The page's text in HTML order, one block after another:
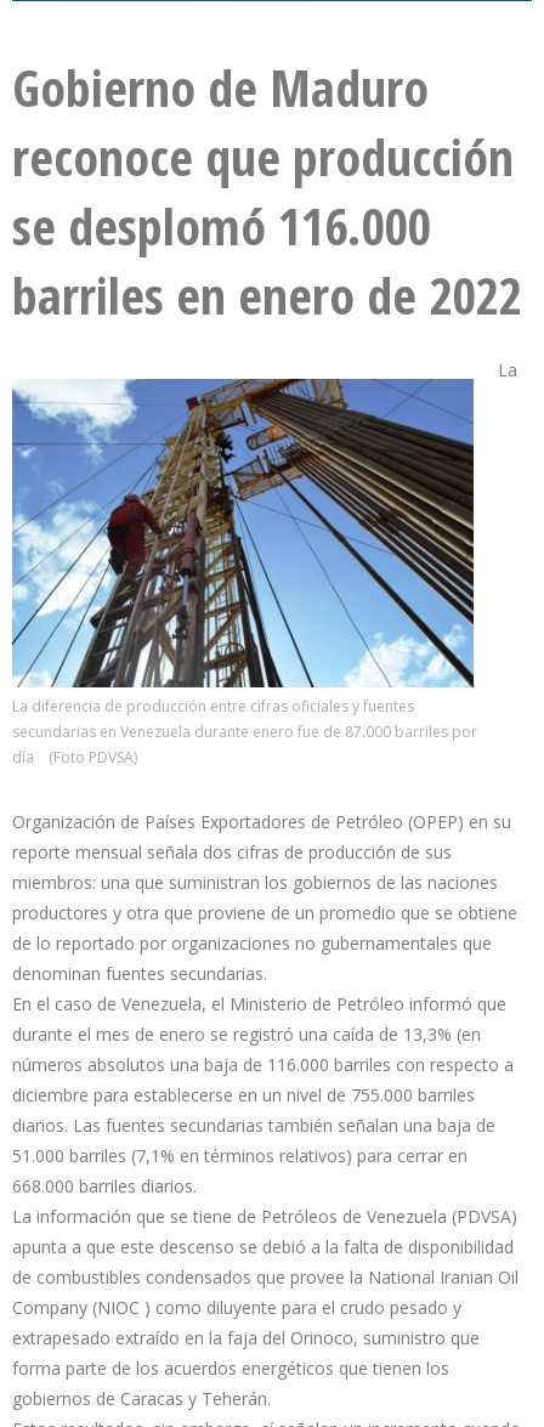
Gobierno de Maduro
reconoce que producción
se desplomó 116.000
barriles en enero de 2022
La diferencia de producción entre cifras oficiales y fuentes
secundarias en Venezuela durante enero fue de 87.000 barriles por
día (Foto PDVSA)
La
Organización de Países Exportadores de Petróleo (OPEP) en su
reporte mensual señala dos cifras de producción de sus
miembros: una que suministran los gobiernos de las naciones
productores y otra que proviene de un promedio que se obtiene
de lo reportado por organizaciones no gubernamentales que
denominan fuentes secundarias.
En el caso de Venezuela, el Ministerio de Petróleo informó que
durante el mes de enero se registró una caída de 13,3% (en
números absolutos una baja de 116.000 barriles con respecto a
diciembre para establecerse en un nivel de 755.000 barriles
diarios. Las fuentes secundarias también señalan una baja de
51.000 barriles (7,1% en términos relativos) para cerrar en
668.000 barriles diarios.
La información que se tiene de Petróleos de Venezuela (PDVSA)
apunta a que este descenso se debió a la falta de disponibilidad
de combustibles condensados que provee la National Iranian Oil
Company (NIOC ) como diluyente para el crudo pesado y
extrapesado extraído en la faja del Orinoco, suministro que
forma parte de los acuerdos energéticos que tienen los
gobiernos de Caracas y Teherán.